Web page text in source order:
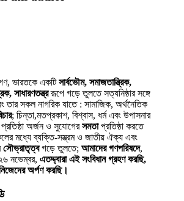
ভারতকে একটিসার্বভৌম, সমাজতান্ত্রিক,
সাধারণতন্ত্ররূপে গড়ে তুলতে সত্যনিষ্ঠার সঙ্গে
তার সকল নাগরিক যাতে : সামাজিক, অর্থনৈতিক
; চিন্তা,মতপ্রকাশ, বিশ্বাস, ধর্ম এবং উপাসনার
অর্জন ও সুযোগেরসমতাপ্রতিষ্ঠা করতে
মধ্যে ব্যক্তি-সম্ভ্রম ও জাতীয় ঐক্য এবং
সৌভ্রাতৃত্বগড়ে তুলতে; আমাদের গণপরিষদে,
নভেম্বর, এতদ্দ্বারা এই সংবিধান গ্রহণ করছি,
অর্পণ করছি।